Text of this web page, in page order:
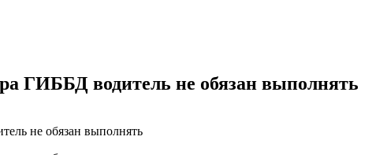
ГИББД водитель не обязан выполнять